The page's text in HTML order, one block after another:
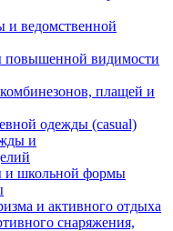
и ведомственной
повышенной видимости
плащей и
одежды (casual)
и
и школьной формы
и активного отдыха
снаряжения,